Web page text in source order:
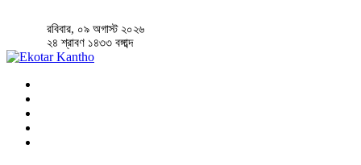
রবিবার, ০৯ অগাস্ট ২০২৬
২৪ শ্রাবণ ১৪৩৩ বঙ্গাব্দ